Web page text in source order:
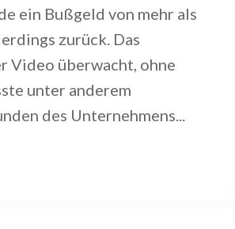
ein Bußgeld von mehr als
zurück. Das
Video überwacht, ohne
unter anderem
des Unternehmens...